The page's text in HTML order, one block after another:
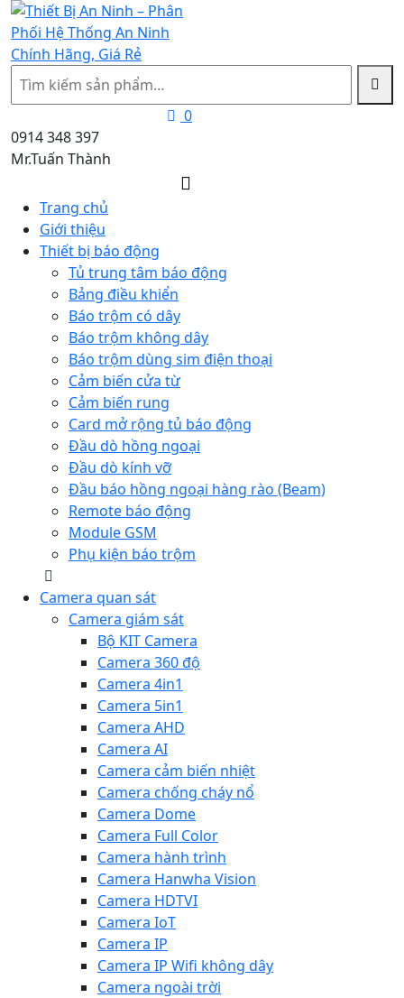
Tìm
kiếm
0
0914 348 397
Mr.Tuấn Thành
Trang chủ
Giới thiệu
Thiết bị báo động
Tủ trung tâm báo động
Bảng điều khiển
Báo trộm có dây
Báo trộm không dây
Báo trộm dùng sim điện thoại
Cảm biến cửa từ
Cảm biến rung
Card mở rộng tủ báo động
Đầu dò hồng ngoại
Đầu dò kính vỡ
Đầu báo hồng ngoại hàng rào (Beam)
Remote báo động
Module GSM
Phụ kiện báo trộm
Camera quan sát
Camera giám sát
Bộ KIT Camera
Camera 360 độ
Camera 4in1
Camera 5in1
Camera AHD
Camera AI
Camera cảm biến nhiệt
Camera chống cháy nổ
Camera Dome
Camera Full Color
Camera hành trình
Camera Hanwha Vision
Camera HDTVI
Camera IoT
Camera IP
Camera IP Wifi không dây
Camera ngoài trời